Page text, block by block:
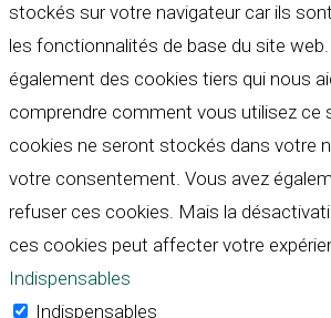
stockés sur votre navigateur car ils
les fonctionnalités de base du site
également des cookies tiers qui nous
comprendre comment vous utilisez ce
cookies ne seront stockés dans votre
votre consentement. Vous avez
refuser ces cookies. Mais la
ces cookies peut affecter votre
Indispensables
Indispensables